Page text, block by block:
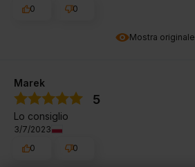
Mostra originale
0
0
Marek
5
Lo consiglio
3/7/2023
0
0